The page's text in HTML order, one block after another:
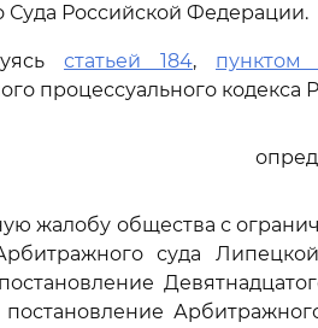
Суда Российской Федерации.
статьей 184,
процессуального кодекса
жалобу общества с
суда
постановление
постановление